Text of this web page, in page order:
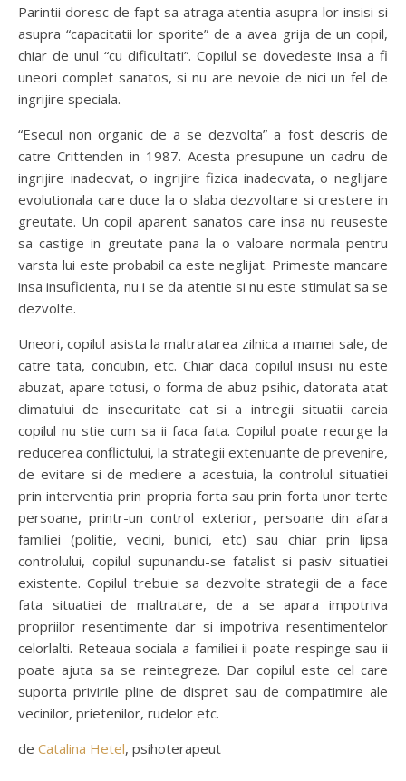
Parintii doresc de fapt sa atraga atentia asupra lor insisi si
asupra “capacitatii lor sporite” de a avea grija de un copil,
chiar de unul “cu dificultati”. Copilul se dovedeste insa a fi
uneori complet sanatos, si nu are nevoie de nici un fel de
ingrijire speciala.
“Esecul non organic de a se dezvolta” a fost descris de
catre Crittenden in 1987. Acesta presupune un cadru de
ingrijire inadecvat, o ingrijire fizica inadecvata, o neglijare
evolutionala care duce la o slaba dezvoltare si crestere in
greutate. Un copil aparent sanatos care insa nu reuseste
sa castige in greutate pana la o valoare normala pentru
varsta lui este probabil ca este neglijat. Primeste mancare
insa insuficienta, nu i se da atentie si nu este stimulat sa se
dezvolte.
Uneori, copilul asista la maltratarea zilnica a mamei sale, de
catre tata, concubin, etc. Chiar daca copilul insusi nu este
abuzat, apare totusi, o forma de abuz psihic, datorata atat
climatului de insecuritate cat si a intregii situatii careia
copilul nu stie cum sa ii faca fata. Copilul poate recurge la
reducerea conflictului, la strategii extenuante de prevenire,
de evitare si de mediere a acestuia, la controlul situatiei
prin interventia prin propria forta sau prin forta unor terte
persoane, printr-un control exterior, persoane din afara
familiei (politie, vecini, bunici, etc) sau chiar prin lipsa
controlului, copilul supunandu-se fatalist si pasiv situatiei
existente. Copilul trebuie sa dezvolte strategii de a face
fata situatiei de maltratare, de a se apara impotriva
propriilor resentimente dar si impotriva resentimentelor
celorlalti. Reteaua sociala a familiei ii poate respinge sau ii
poate ajuta sa se reintegreze. Dar copilul este cel care
suporta privirile pline de dispret sau de compatimire ale
vecinilor, prietenilor, rudelor etc.
de Catalina Hetel, psihoterapeut